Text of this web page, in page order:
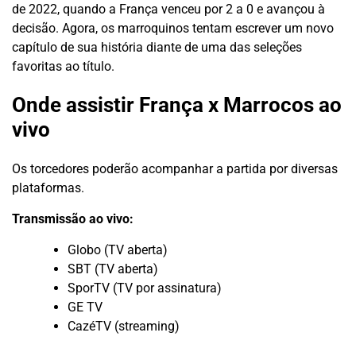
de 2022, quando a França venceu por 2 a 0 e avançou à
decisão. Agora, os marroquinos tentam escrever um novo
capítulo de sua história diante de uma das seleções
favoritas ao título.
Onde assistir França x Marrocos ao
vivo
Os torcedores poderão acompanhar a partida por diversas
plataformas.
Transmissão ao vivo:
Globo (TV aberta)
SBT (TV aberta)
SporTV (TV por assinatura)
GE TV
CazéTV (streaming)